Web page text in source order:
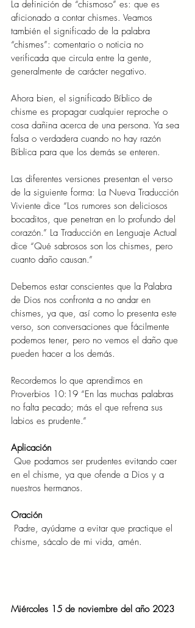
La definición de “chismoso” es: que es
aficionado a contar chismes. Veamos
también el significado de la palabra
“chismes”: comentario o noticia no
verificada que circula entre la gente,
generalmente de carácter negativo.
Ahora bien, el significado Bíblico de
chisme es propagar cualquier reproche o
cosa dañina acerca de una persona. Ya sea
falsa o verdadera cuando no hay razón
Bíblica para que los demás se enteren.
Las diferentes versiones presentan el verso
de la siguiente forma: La Nueva Traducción
Viviente dice “Los rumores son deliciosos
bocaditos, que penetran en lo profundo del
corazón.” La Traducción en Lenguaje Actual
dice “Qué sabrosos son los chismes, pero
cuanto daño causan.”
Debemos estar conscientes que la Palabra
de Dios nos confronta a no andar en
chismes, ya que, así como lo presenta este
verso, son conversaciones que fácilmente
podemos tener, pero no vemos el daño que
pueden hacer a los demás.
Recordemos lo que aprendimos en
Proverbios 10:19 “En las muchas palabras
no falta pecado; más el que refrena sus
labios es prudente.”
Aplicación
Que podamos ser prudentes evitando caer
en el chisme, ya que ofende a Dios y a
nuestros hermanos.
Oración
Padre, ayúdame a evitar que practique el
chisme, sácalo de mi vida, amén.
Miércoles 15 de noviembre del año 2023